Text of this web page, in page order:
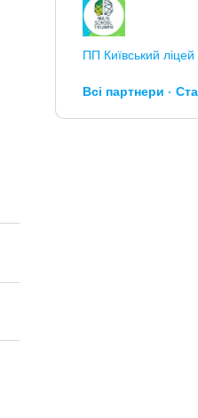
ПП Київський
Всі партнери